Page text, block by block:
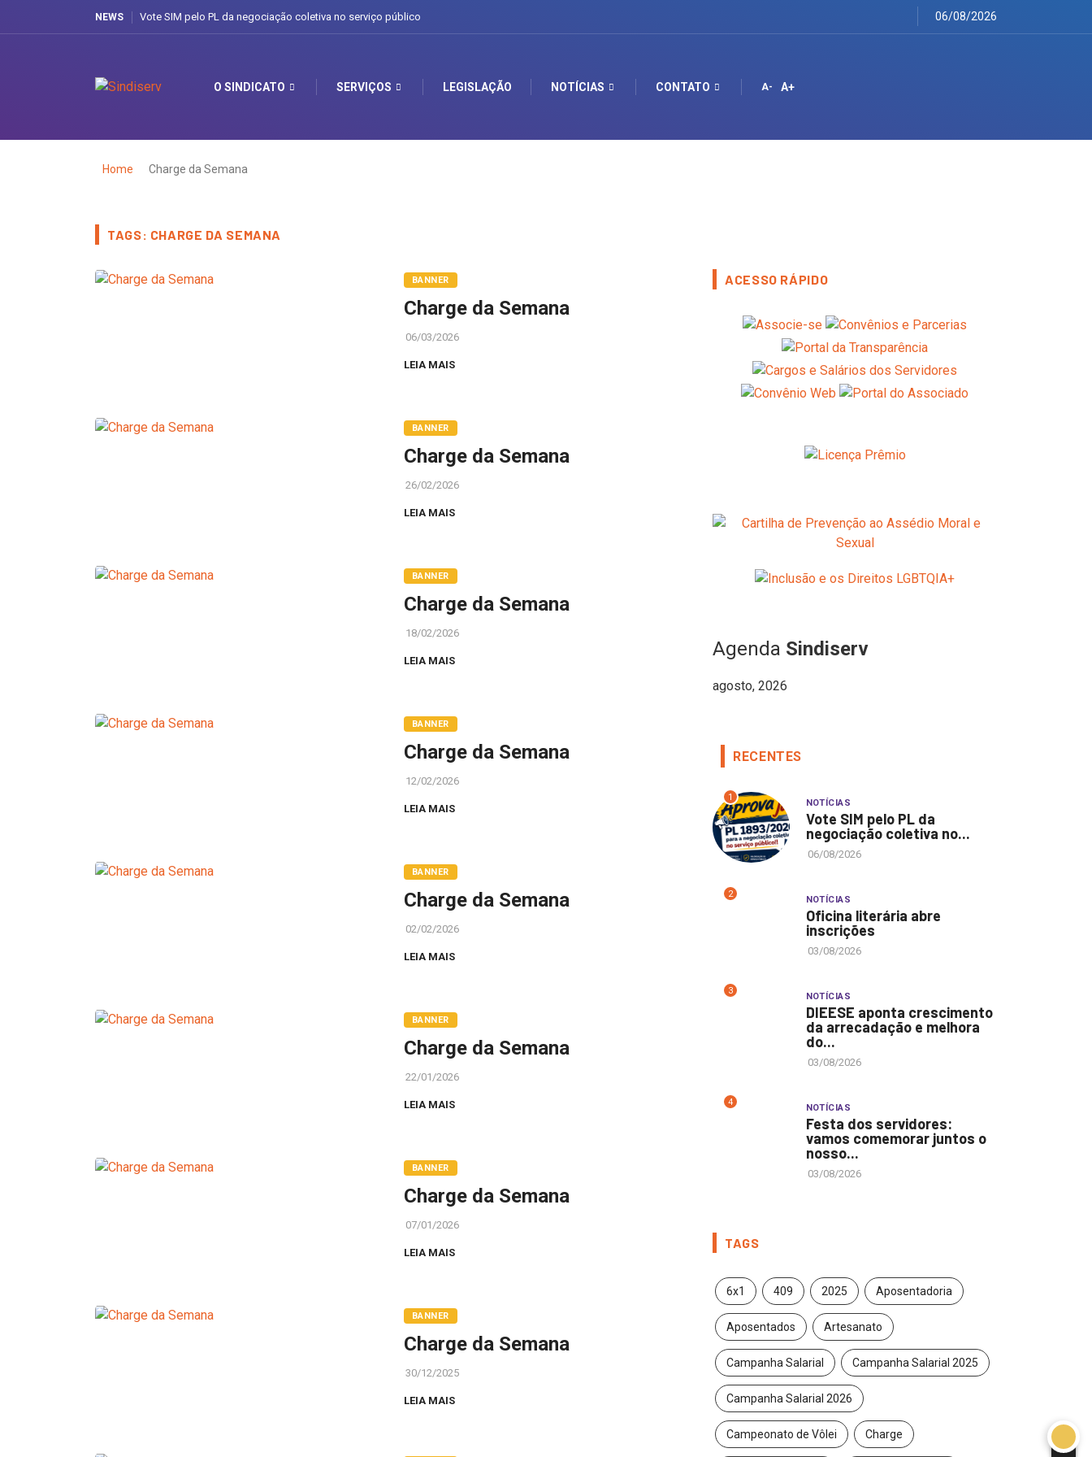
NEWS Vote SIM pelo PL da negociação coletiva no serviço público 06/08/2026
O SINDICATO SERVIÇOS LEGISLAÇÃO NOTÍCIAS CONTATO A- A+
Home Charge da Semana
TAGS: CHARGE DA SEMANA
BANNER
Charge da Semana
06/03/2026
LEIA MAIS
BANNER
Charge da Semana
26/02/2026
LEIA MAIS
BANNER
Charge da Semana
18/02/2026
LEIA MAIS
BANNER
Charge da Semana
12/02/2026
LEIA MAIS
BANNER
Charge da Semana
02/02/2026
LEIA MAIS
BANNER
Charge da Semana
22/01/2026
LEIA MAIS
BANNER
Charge da Semana
07/01/2026
LEIA MAIS
BANNER
Charge da Semana
30/12/2025
LEIA MAIS
ACESSO RÁPIDO
Agenda Sindiserv
agosto, 2026
RECENTES
1
NOTÍCIAS
Vote SIM pelo PL da
negociação coletiva no...
06/08/2026
2
NOTÍCIAS
Oficina literária abre
inscrições
03/08/2026
3
NOTÍCIAS
DIEESE aponta crescimento
da arrecadação e melhora
do...
03/08/2026
4
NOTÍCIAS
Festa dos servidores:
vamos comemorar juntos o
nosso...
03/08/2026
TAGS
6x1 409 2025 Aposentadoria
Aposentados Artesanato
Campanha Salarial Campanha Salarial 2025
Campanha Salarial 2026
Campeonato de Vôlei Charge